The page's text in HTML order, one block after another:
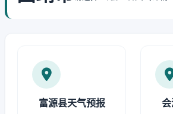
富源县天气预报